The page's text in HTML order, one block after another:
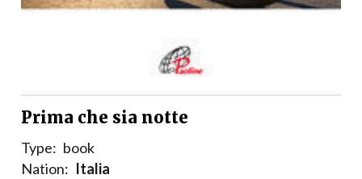
Prima che sia notte
Type: book
Nation: Italia